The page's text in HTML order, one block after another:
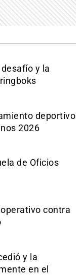
y la
deportivo
2026
de Oficios
contra
y la
en el